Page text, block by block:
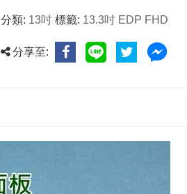
分類: 13吋 標籤: 13.3吋 EDP FHD
分享至: